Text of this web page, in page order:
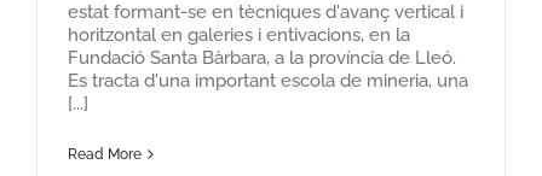
estat formant-se en tècniques d'avanç vertical i
horitzontal en galeries i entivacions, en la
Fundació Santa Bàrbara, a la província de Lleó.
Es tracta d'una important escola de mineria, una
[...]
Read More